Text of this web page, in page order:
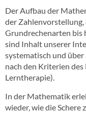
Der Aufbau der
der
Grundrechenarten bis
sind Inhalt unserer
systematisch und
nach den Kriterien
Lerntherapie).
In der Mathematik
wieder, wie die